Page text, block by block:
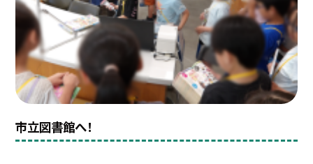
市立図書館へ！